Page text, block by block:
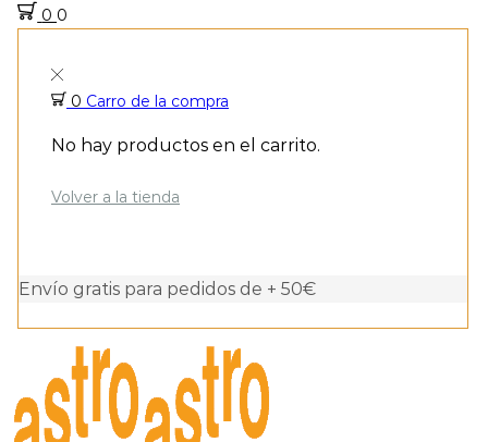
0 0
0 Carro de la compra
No hay productos en el carrito.
Volver a la tienda
Envío gratis para pedidos de + 50€